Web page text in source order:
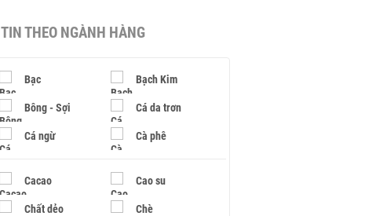
TIN THEO NGÀNH HÀNG
Bạc Bạch Kim
Bông - Sợi Cá da trơn
Cá ngừ Cà phê
Cacao Cao su
Chất dẻo Chè